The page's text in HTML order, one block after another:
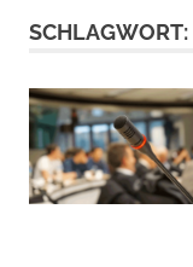
SCHLAGWORT: